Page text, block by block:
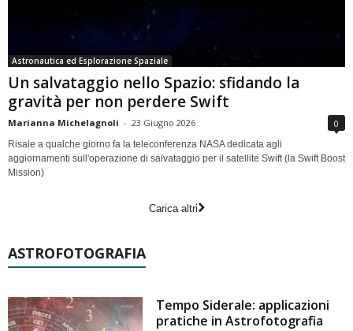
Astronautica ed Esplorazione Spaziale
Un salvataggio nello Spazio: sfidando la
gravità per non perdere Swift
Marianna Michelagnoli - 23 Giugno 2026 0
Risale a qualche giorno fa la teleconferenza NASA dedicata agli
aggiornamenti sull'operazione di salvataggio per il satellite Swift (la Swift Boost
Mission)
Carica altri
ASTROFOTOGRAFIA
Tempo Siderale: applicazioni
pratiche in Astrofotografia